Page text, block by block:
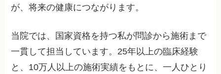
が、将来の健康につながります。
当院では、国家資格を持つ私が問診から施術まで
一貫して担当しています。25年以上の臨床経験
と、10万人以上の施術実績をもとに、一人ひとり